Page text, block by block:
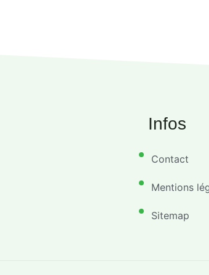
Infos
Contact
Mentions
Sitemap